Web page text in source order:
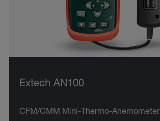
Extech AN100
CFM/CMM Mini-Thermo-Anemometer